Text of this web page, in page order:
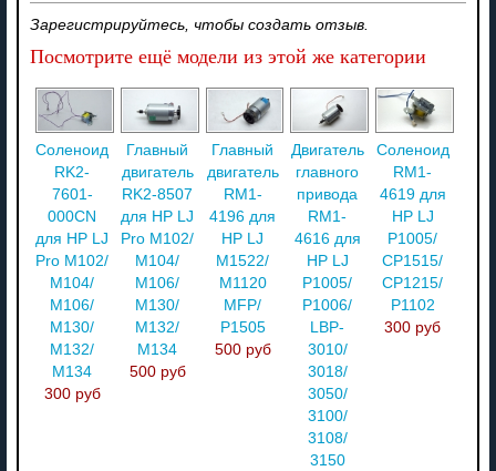
Зарегистрируйтесь, чтобы создать отзыв.
Посмотрите ещё модели из этой же категории
Соленоид
RK2-
7601-
000CN
для HP LJ
Pro M102/
M104/
M106/
M130/
M132/
M134
300 руб
Главный
двигатель
RK2-8507
для HP LJ
Pro M102/
M104/
M106/
M130/
M132/
M134
500 руб
Главный
двигатель
RM1-
4196 для
HP LJ
M1522/
M1120
MFP/
P1505
500 руб
Двигатель
главного
привода
RM1-
4616 для
HP LJ
P1005/
P1006/
LBP-
3010/
3018/
3050/
3100/
3108/
3150
Соленоид
RM1-
4619 для
HP LJ
P1005/
CP1515/
CP1215/
P1102
300 руб